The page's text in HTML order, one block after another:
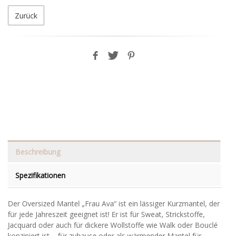
Zurück
Beschreibung
Spezifikationen
Der Oversized Mantel „Frau Ava“ ist ein lässiger Kurzmantel, der
für jede Jahreszeit geeignet ist! Er ist für Sweat, Strickstoffe,
Jacquard oder auch für dickere Wollstoffe wie Walk oder Bouclé